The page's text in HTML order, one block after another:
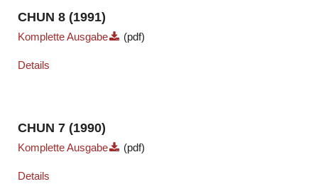
CHUN 8 (1991)
Komplette Ausgabe (pdf)
Details
CHUN 7 (1990)
Komplette Ausgabe (pdf)
Details